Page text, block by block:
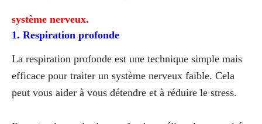
système nerveux.
1. Respiration profonde
La respiration profonde est une technique simple mais
efficace pour traiter un système nerveux faible. Cela
peut vous aider à vous détendre et à réduire le stress.